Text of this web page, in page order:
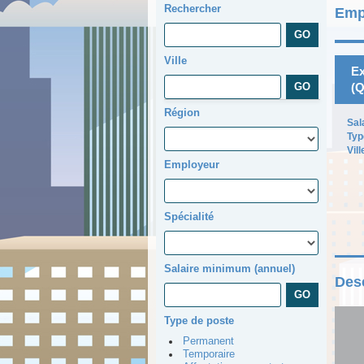
Rechercher
Ville
Région
Employeur
Spécialité
Salaire minimum (annuel)
Type de poste
Permanent
Temporaire